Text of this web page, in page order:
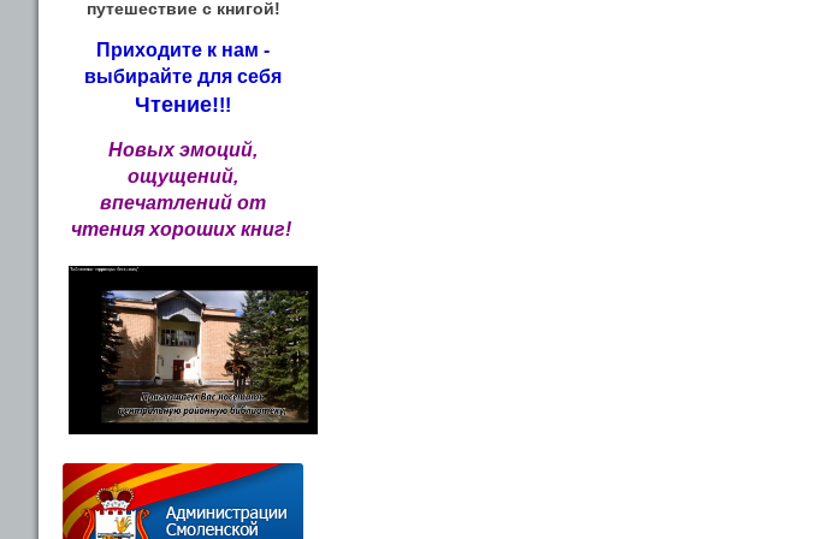
путешествие с книгой!
Приходите к нам -
выбирайте для себя
Чтение!!!
Новых эмоций,
ощущений,
впечатлений от
чтения хороших книг!